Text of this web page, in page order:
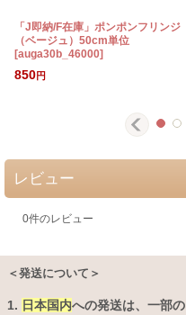
「J即納/F在庫」ポンポンフリンジ
（ベージュ）50cm単位
[auga30b_46000]
850円
レビュー
0件のレビュー
＜発送について＞
1. 日本国内への発送は、 一部の